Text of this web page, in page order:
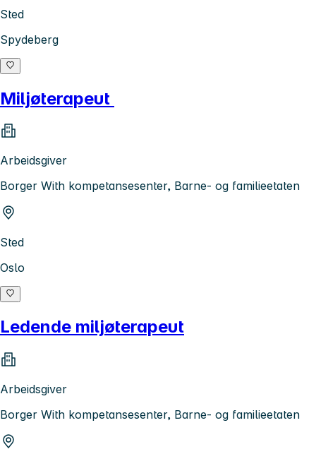
Sted
Spydeberg
Miljøterapeut
Arbeidsgiver
Borger With kompetansesenter, Barne- og familieetaten
Sted
Oslo
Ledende miljøterapeut
Arbeidsgiver
Borger With kompetansesenter, Barne- og familieetaten